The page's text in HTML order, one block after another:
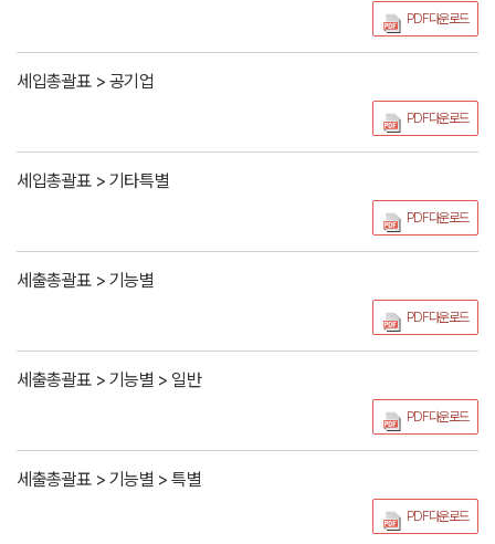
PDF다운로드
세입총괄표 > 공기업
PDF다운로드
세입총괄표 > 기타특별
PDF다운로드
세출총괄표 > 기능별
PDF다운로드
세출총괄표 > 기능별 > 일반
PDF다운로드
세출총괄표 > 기능별 > 특별
PDF다운로드